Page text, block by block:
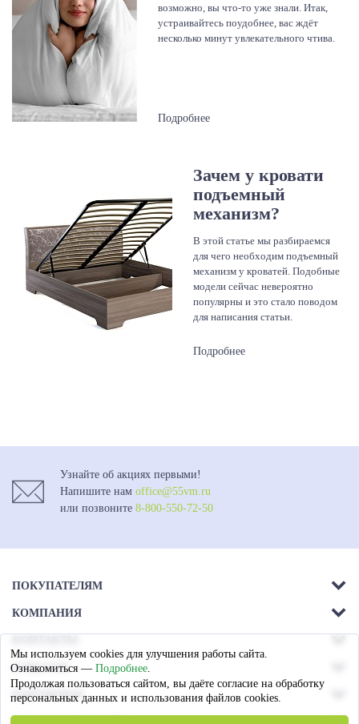
возможно, вы что-то уже знали. Итак,
устраивайтесь поудобнее, вас ждёт
несколько минут увлекательного чтива.
Подробнее
Зачем у кровати
подъемный
механизм?
В этой статье мы разбираемся
для чего необходим подъемный
механизм у кроватей. Подобные
модели сейчас невероятно
популярны и это стало поводом
для написания статьи.
Подробнее
Узнайте об акциях первыми!
Напишите нам office@55vm.ru
или позвоните 8-800-550-72-50
ПОКУПАТЕЛЯМ
Акции
Оплата
Гарантия
КОМПАНИЯ
Магазины
Вакансии
г. Омск.
Ул. 26-я Северная - 13а,
лит А
СОЦСЕТИ
ПАРТНЕРАМ
Мы используем cookies для улучшения работы сайта.
Ознакомиться — Подробнее.
Продолжая пользоваться сайтом, вы даёте согласие на обработку
персональных данных и использования файлов cookies.